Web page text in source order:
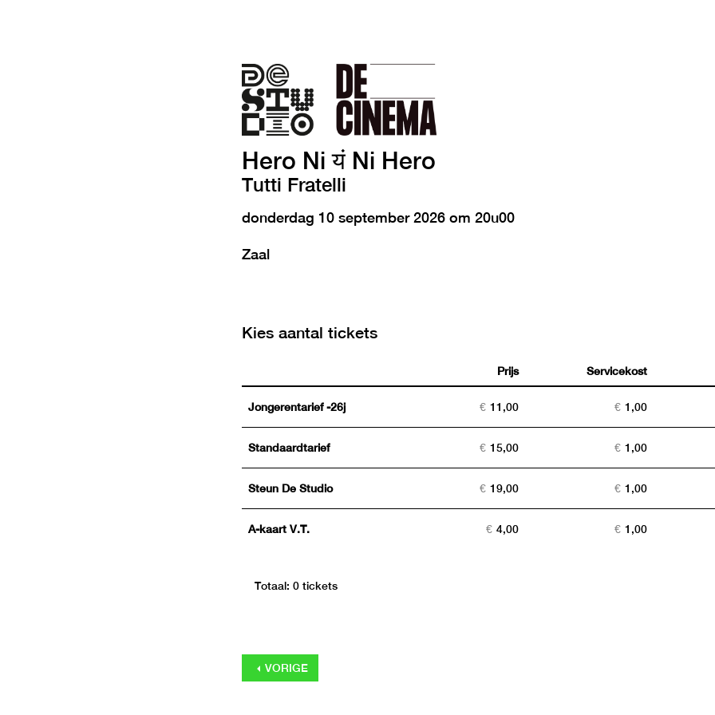
Hero Ni यं Ni Hero
Tutti Fratelli
donderdag 10 september 2026 om 20u00
Zaal
Kies aantal tickets
Prijs Servicekost
Jongerentarief -26j
€ 11,00 € 1,00
Standaardtarief € 15,00 € 1,00
Steun De Studio € 19,00 € 1,00
A-kaart V.T. € 4,00 € 1,00
Totaal: 0 tickets
VORIGE